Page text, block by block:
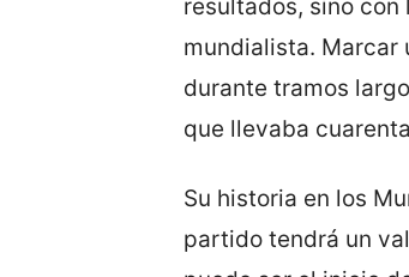
resultados, sino
mundialista. Marcar
durante tramos
que llevaba
Su historia en los
partido tendrá un